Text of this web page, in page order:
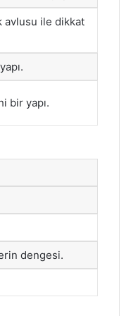
avlusu ile dikkat
bir yapı.
dengesi.